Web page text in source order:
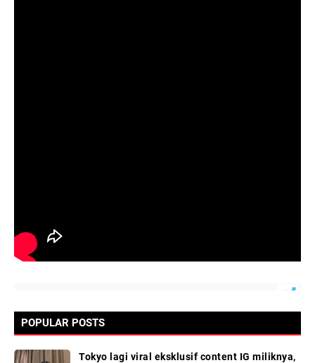
POPULAR POSTS
Tokyo lagi viral eksklusif content IG miliknya,